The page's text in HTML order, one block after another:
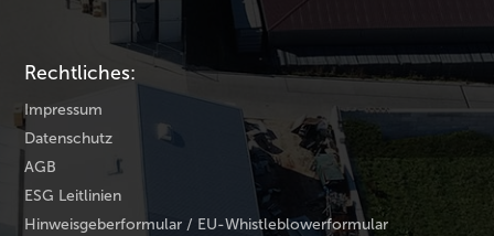
Rechtliches:
Impressum
Datenschutz
AGB
ESG Leitlinien
Hinweisgeberformular / EU-Whistleblowerformular